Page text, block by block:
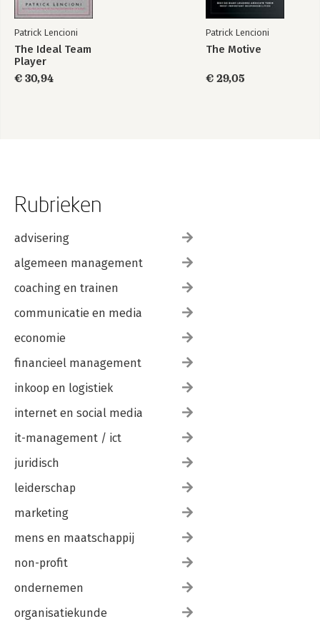
Patrick Lencioni
The Ideal Team
Player
€ 30,94
Patrick Lencioni
The Motive
€ 29,05
Rubrieken
advisering
algemeen management
coaching en trainen
communicatie en media
economie
financieel management
inkoop en logistiek
internet en social media
it-management / ict
juridisch
leiderschap
marketing
mens en maatschappij
non-profit
ondernemen
organisatiekunde